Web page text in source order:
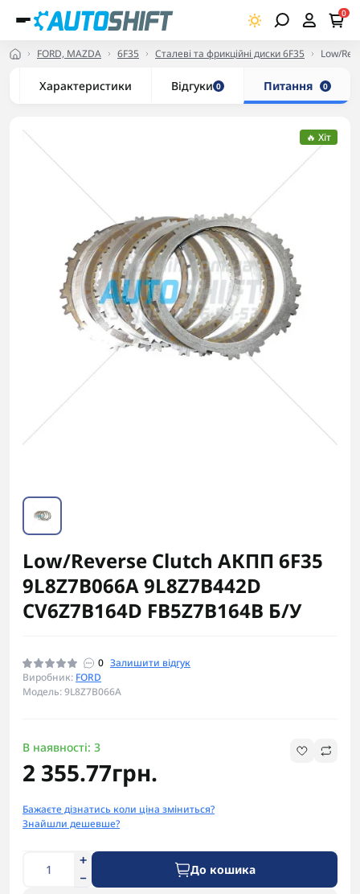
0
FORD, MAZDA 6F35 Сталеві та фрикційні диски 6F35 Low/
Характеристики Відгуки 0 Питання 0
🔥 Хіт
Low/Reverse Clutch АКПП 6F35
9L8Z7B066A 9L8Z7B442D
CV6Z7B164D FB5Z7B164B Б/У
0 Залишити відгук
Виробник: FORD
Модель: 9L8Z7B066A
В наявності: 3
2 355.77грн.
Бажаєте дізнатись коли ціна зміниться?
Знайшли дешевше?
До кошика